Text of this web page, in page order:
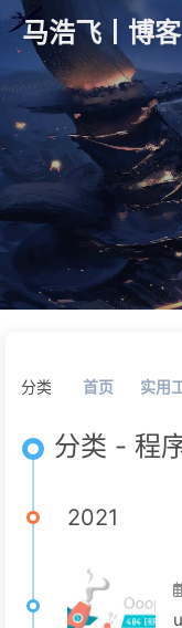
马浩飞丨博客
分类 首页 实用
分类 - 程
2021